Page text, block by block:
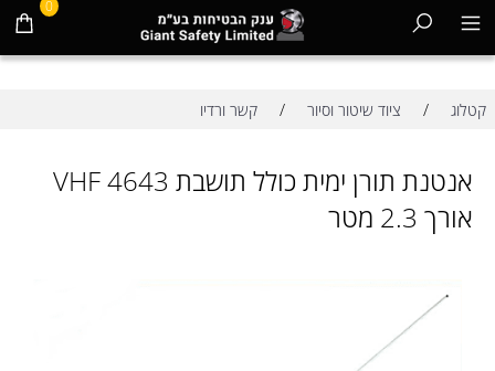
0
קטלוג / ציוד שיטור וסיור / קשר ורדיו
אנטנת תורן ימית כולל תושבת VHF 4643
אורך 2.3 מטר